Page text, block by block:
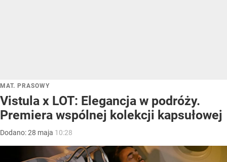
MAT. PRASOWY
Vistula x LOT: Elegancja w podróży.
Premiera wspólnej kolekcji kapsułowej
Dodano:28 maja 10:28